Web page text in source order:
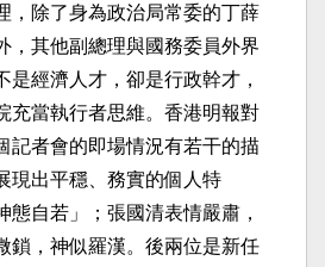
，除了身為政治局常委的丁薛
，其他副總理與國務委員外界
是經濟人才，卻是行政幹才，
充當執行者思維。香港明報對
記者會的即場情況有若干的描
現出平穩、務實的個人特
態自若」；張國清表情嚴肅，
鎖，神似羅漢。後兩位是新任